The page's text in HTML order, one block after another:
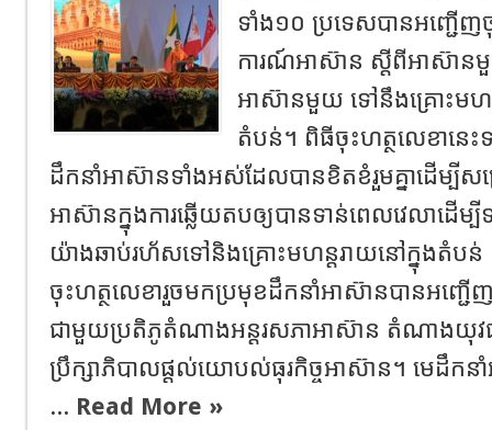
ទាំង១០ ប្រទេសបានអញ្ជើញ
ការណ៍អាស៊ាន ស្តីពីអាស៊ាន
អាស៊ានមួយ ទៅនឹងគ្រោះមហ
តំបន់។ ពិធីចុះហត្ថលេខានេះ
ដឹកនាំអាស៊ានទាំងអស់ដែលបានខិតខំរួមគ្នាដើម្បីស
អាស៊ានក្នុងការឆ្លើយតបឲ្យបានទាន់ពេលវេលាដើម្
យ៉ាងឆាប់រហ័សទៅនិងគ្រោះមហន្តរាយនៅក្នុងតំប
ចុះហត្ថលេខារួចមកប្រមុខដឹកនាំអាស៊ានបានអញ្ជ
ជាមួយប្រតិភូតំណាងអន្តរសភាអាស៊ាន តំណាងយុ
ប្រឹក្សាភិបាលផ្តល់យោបល់ធុរកិច្ចអាស៊ាន។ មេដឹកនាំ
... Read More »